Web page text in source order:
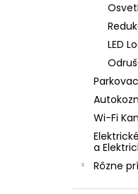
LED
Wi-Fi
a
Rôzne